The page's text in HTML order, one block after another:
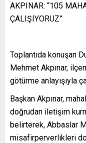
AKPINAR: “105
ÇALIŞIYORUZ”
Toplantıda konuşan
Mehmet Akpınar,
götürme anlayışıyla
Başkan Akpınar,
doğrudan iletişim
belirterek, Abbaslar
misafirperverlikleri